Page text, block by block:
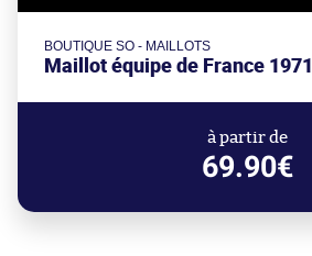
BOUTIQUE SO - MAILLOTS
Maillot équipe de France 1971
à partir de
69.90€